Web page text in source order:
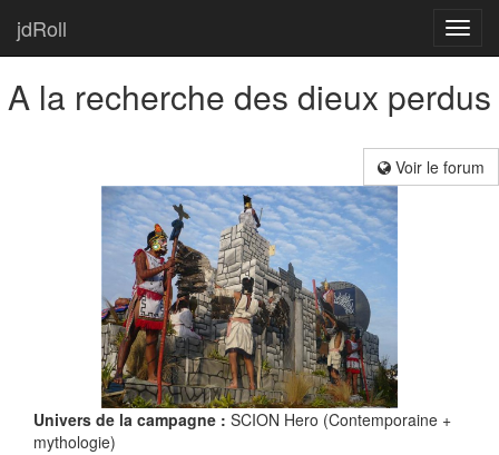
jdRoll
A la recherche des dieux perdus
Voir le forum
Univers de la campagne : SCION Hero (Contemporaine +
mythologie)